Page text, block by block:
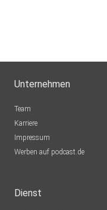
Unternehmen
Team
Karriere
Impressum
Werben auf podcast.de
Dienst